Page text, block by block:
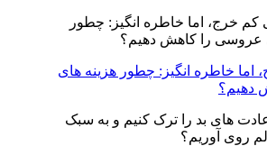
خاطره انگیز: چطور هزینه های
دهیم؟